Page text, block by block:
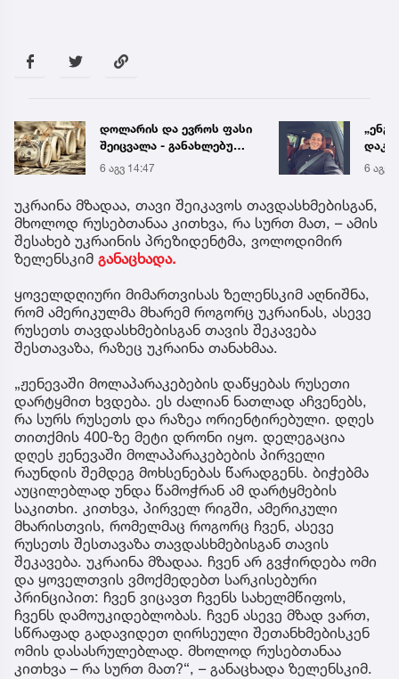
დოლარის და ევროს ფასი
შეიცვალა - განახლებული
კურსი
6 აგვ 14:47 6 აგვ
უკრაინა მზადაა, თავი შეიკავოს თავდასხმებისგან,
მხოლოდ რუსებთანაა კითხვა, რა სურთ მათ, – ამის
შესახებ უკრაინის პრეზიდენტმა, ვოლოდიმირ
ზელენსკიმ განაცხადა.
ყოველდღიური მიმართვისას ზელენსკიმ აღნიშნა,
რომ ამერიკულმა მხარემ როგორც უკრაინას, ასევე
რუსეთს თავდასხმებისგან თავის შეკავება
შესთავაზა, რაზეც უკრაინა თანახმაა.
„ჟენევაში მოლაპარაკებების დაწყებას რუსეთი
დარტყმით ხვდება. ეს ძალიან ნათლად აჩვენებს,
რა სურს რუსეთს და რაზეა ორიენტირებული. დღეს
თითქმის 400-ზე მეტი დრონი იყო. დელეგაცია
დღეს ჟენევაში მოლაპარაკებების პირველი
რაუნდის შემდეგ მოხსენებას წარადგენს. ბიჭებმა
აუცილებლად უნდა წამოჭრან ამ დარტყმების
საკითხი. კითხვა, პირველ რიგში, ამერიკული
მხარისთვის, რომელმაც როგორც ჩვენ, ასევე
რუსეთს შესთავაზა თავდასხმებისგან თავის
შეკავება. უკრაინა მზადაა. ჩვენ არ გვჭირდება ომი
და ყოველთვის ვმოქმედებთ სარკისებური
პრინციპით: ჩვენ ვიცავთ ჩვენს სახელმწიფოს,
ჩვენს დამოუკიდებლობას. ჩვენ ასევე მზად ვართ,
სწრაფად გადავიდეთ ღირსეული შეთანხმებისკენ
ომის დასასრულებლად. მხოლოდ რუსებთანაა
კითხვა – რა სურთ მათ?“, – განაცხადა ზელენსკიმ.